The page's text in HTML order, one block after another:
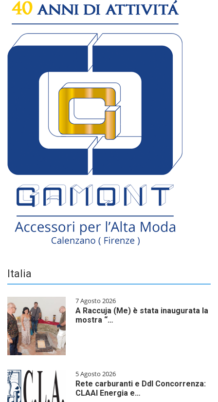
Italia
7 Agosto 2026
A Raccuja (Me) è stata inaugurata la
mostra “…
5 Agosto 2026
Rete carburanti e Ddl Concorrenza:
CLAAI Energia e…